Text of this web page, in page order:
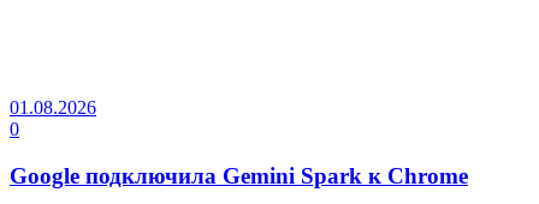
01.08.2026
0
Google подключила Gemini Spark к Chrome